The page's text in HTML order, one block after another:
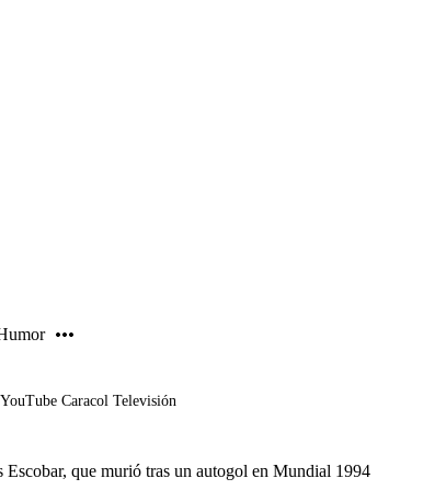
YouTube Caracol Televisión
Escobar, que murió tras un autogol en Mundial 1994